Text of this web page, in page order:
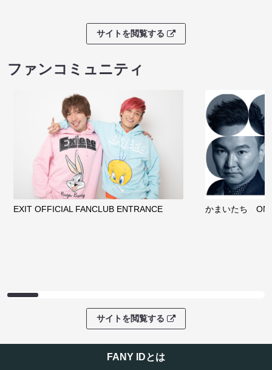
サイトを閲覧する
ファンコミュニティ
EXIT OFFICIAL FANCLUB ENTRANCE かまいたち
サイトを閲覧する
FANY IDとは